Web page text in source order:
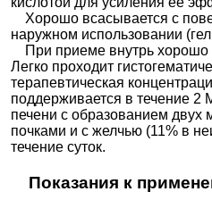
Хорошо всасывается с
наружном использовании
При приеме внутрь хорошо
Легко проходит
терапевтическая
поддерживается в течение 2
печени с образованием двух
почками и с желчью (11% в
течение суток.
Показания к